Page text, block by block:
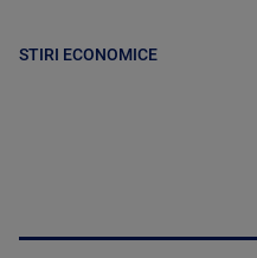
STIRI ECONOMICE